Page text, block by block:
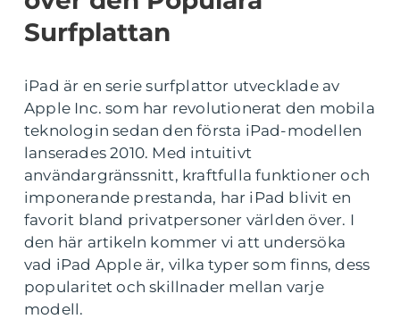
Surfplattan
iPad är en serie surfplattor utvecklade av
Apple Inc. som har revolutionerat den mobila
teknologin sedan den första iPad-modellen
lanserades 2010. Med intuitivt
användargränssnitt, kraftfulla funktioner och
imponerande prestanda, har iPad blivit en
favorit bland privatpersoner världen över. I
den här artikeln kommer vi att undersöka
vad iPad Apple är, vilka typer som finns, dess
popularitet och skillnader mellan varje
modell.